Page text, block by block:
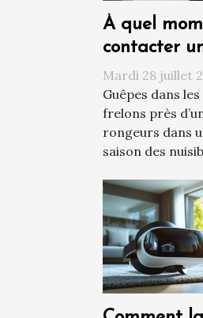
À quel
contacter
invasion de
Mardi 28 juillet
Guêpes dans
frelons près
rongeurs dans
saison des